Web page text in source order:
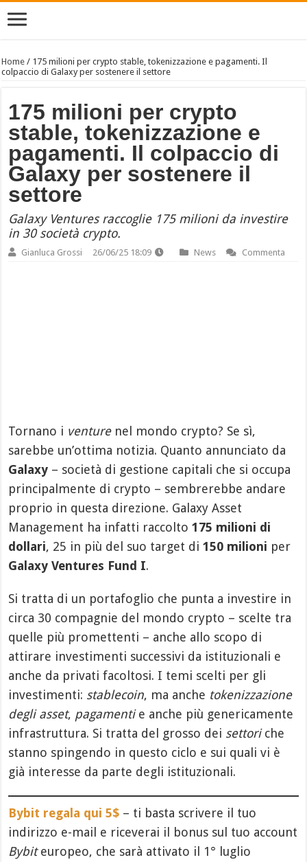
Home / 175 milioni per crypto stable, tokenizzazione e pagamenti. Il
colpaccio di Galaxy per sostenere il settore
175 milioni per crypto
stable, tokenizzazione e
pagamenti. Il colpaccio di
Galaxy per sostenere il
settore
Galaxy Ventures raccoglie 175 milioni da investire
in 30 società crypto.
Gianluca Grossi 26/06/25 18:09 News Commenta
Tornano i venturenel mondo crypto? Se sì,
sarebbe un’ottima notizia. Quanto annunciato da
Galaxy – società di gestione capitali che si occupa
principalmente di crypto – sembrerebbe andare
proprio in questa direzione. Galaxy Asset
Management ha infatti raccolto175 milioni di
dollari, 25 in più del suo target di150 milioni per
Galaxy Ventures Fund I.
Si tratta di un portafoglio che punta a investire in
circa 30 compagnie del mondo crypto – scelte tra
quelle più promettenti – anche allo scopo di
attirare investimenti successivi da istituzionali e
anche da privati facoltosi. I temi scelti per gli
investimenti: stablecoin, ma anche tokenizzazione
degli asset, pagamentie anche più genericamente
infrastruttura. Si tratta del grosso dei settoriche
stanno spingendo in questo ciclo e sui quali vi è
già interesse da parte degli istituzionali.
Bybit regala qui 5$ – ti basta scrivere il tuo
indirizzo e-mail e riceverai il bonus sul tuo account
Bybiteuropeo, che sarà attivato il 1° luglio